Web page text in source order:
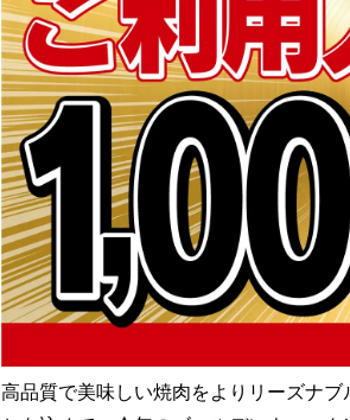
高品質で美味しい焼肉をよりリーズナ